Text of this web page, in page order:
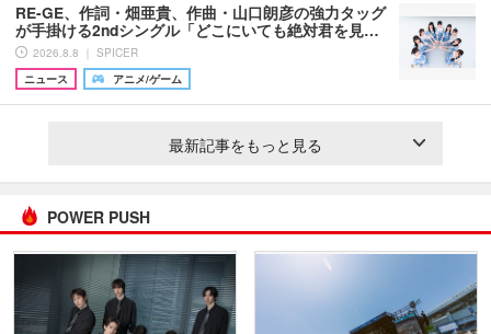
RE-GE、作詞・畑亜貴、作曲・山口朗彦の強力タッグ
が手掛ける2ndシングル「どこにいても絶対君を見…
2026.8.8 ｜ SPICER
ニュース
アニメ/ゲーム
最新記事をもっと見る
POWER PUSH